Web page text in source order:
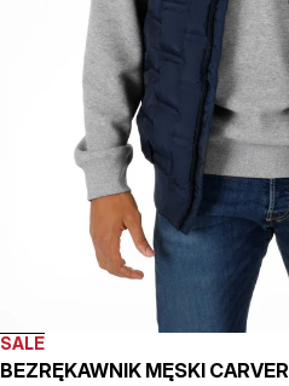
SALE
BEZRĘKAWNIK MĘSKI CARVER